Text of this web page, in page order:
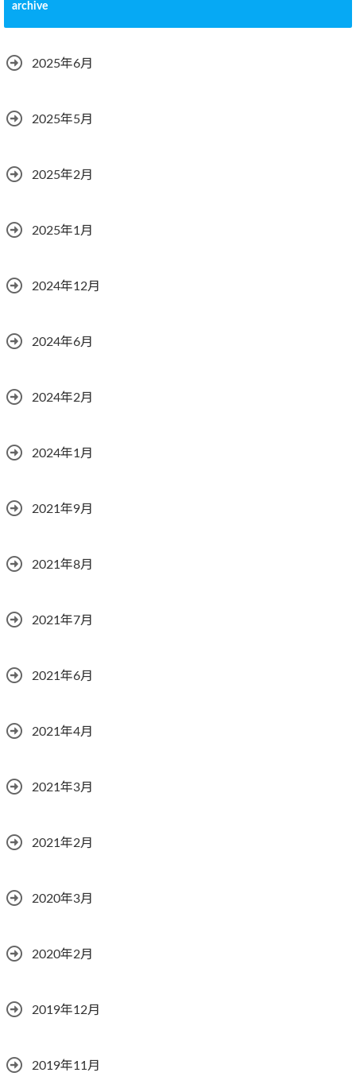
archive
2025年6月
2025年5月
2025年2月
2025年1月
2024年12月
2024年6月
2024年2月
2024年1月
2021年9月
2021年8月
2021年7月
2021年6月
2021年4月
2021年3月
2021年2月
2020年3月
2020年2月
2019年12月
2019年11月